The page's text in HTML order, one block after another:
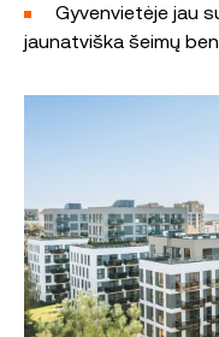
Gyvenvietėje jau
jaunatviška šeimų